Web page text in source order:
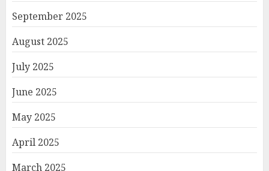
September 2025
August 2025
July 2025
June 2025
May 2025
April 2025
March 2025